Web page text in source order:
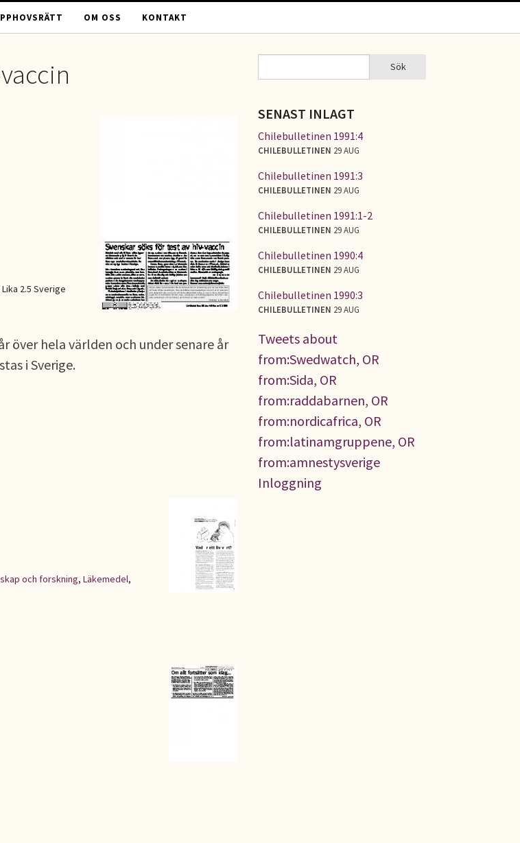
OM OSS KONTAKT
2.5 Sverige
hela världen och under senare år
i Sverige.
och forskning, Läkemedel,
SÖKFORMULÄR Sök
SENAST INLAGT
Chilebulletinen 1991:4
CHILEBULLETINEN 29 AUG
Chilebulletinen 1991:3
CHILEBULLETINEN 29 AUG
Chilebulletinen 1991:1-2
CHILEBULLETINEN 29 AUG
Chilebulletinen 1990:4
CHILEBULLETINEN 29 AUG
Chilebulletinen 1990:3
CHILEBULLETINEN 29 AUG
Tweets about
from:Swedwatch, OR
from:Sida, OR
from:raddabarnen, OR
from:nordicafrica, OR
from:latinamgruppene, OR
from:amnestysverige
Inloggning